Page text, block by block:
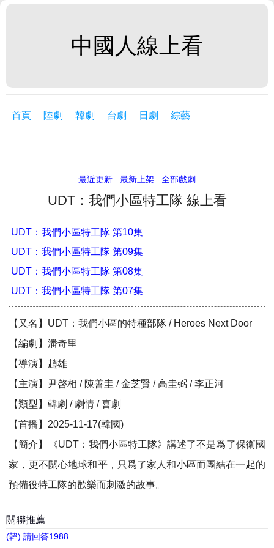
中國人線上看
首頁 陸劇 韓劇 台劇 日劇 綜藝
最近更新 最新上架 全部戲劇
UDT：我們小區特工隊 線上看
UDT：我們小區特工隊 第10集
UDT：我們小區特工隊 第09集
UDT：我們小區特工隊 第08集
UDT：我們小區特工隊 第07集
【又名】UDT：我們小區的特種部隊 / Heroes Next Door
【編劇】潘奇里
【導演】趙雄
【主演】尹啓相 / 陳善圭 / 金芝賢 / 高圭弼 / 李正河
【類型】韓劇 / 劇情 / 喜劇
【首播】2025-11-17(韓國)
【簡介】《UDT：我們小區特工隊》講述了不是爲了保衛國
家，更不關心地球和平，只爲了家人和小區而團結在一起的
預備役特工隊的歡樂而刺激的故事。
關聯推薦
(韓) 請回答1988